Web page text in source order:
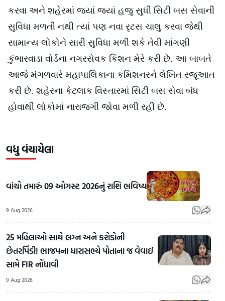
કરવા અને શહેરમાં જયાં જયાં હજુ સુધી સિટી બસ સેવાની
સુવિધા મળતી નથી ત્યાં પણ નવા રૃટસ ચાલુ કરવા જેથી
સામાન્ય લોકોને સારી સુવિધા મળી શકે તેવી માંગણી
કુંભારવાડા વોર્ડના નગરસેવક કિશન મેરે કરી છે. આ બાબતે
આજે મંગળવારે મહાપાલિકાના કમિશનરને લેખિત રજૂઆત
કરી છે. શહેરના કેટલાક વિસ્તારમાં સિટી બસ સેવા બંધ
હોવાથી લોકોમાં નારાજગી જોવા મળી રહી છે.
વધુ વંચાયેલા
વાંચો તમારું 09 ઓગસ્ટ 2026નું રાશિ ભવિષ્ય
9 Aug 2026
25 મહિલાઓ સાથે લગ્ન અને કરોડોની
છેતરપિંડી! ભાજપના ધારાસભ્યે પોતાના જ વેવાઈ
સામે FIR નોંધાવી
9 Aug 2026